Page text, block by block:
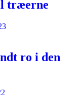
træerne
ro i den